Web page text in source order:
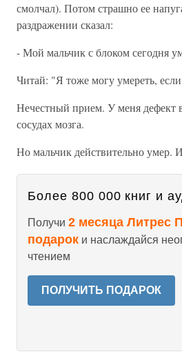
смолчал). Потом страшно ее
раздражении сказал:
- Мой мальчик с блоком сегодня
Читай: "Я тоже могу умереть,
Нечестный прием. У меня дефект
сосудах мозга.
Но мальчик действительно умер.
Более 800 000 книг и
Получи 2 месяца Литрес
подарок и наслаждайся
чтением
ПОЛУЧИТЬ ПОДАРОК